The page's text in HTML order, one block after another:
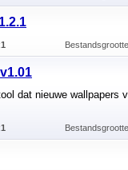
1
dat nieuwe wallpapers
1